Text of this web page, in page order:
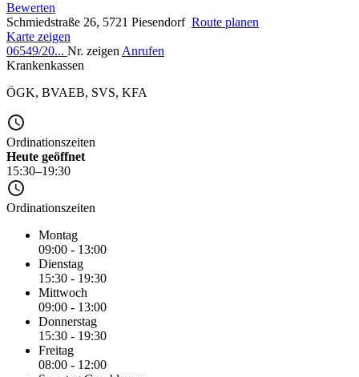
Bewerten
Schmiedstraße 26, 5721 Piesendorf Route planen
Karte zeigen
06549/20... Nr. zeigen Anrufen
Krankenkassen
ÖGK, BVAEB, SVS, KFA
Ordinationszeiten
Heute geöffnet
15:30–19:30
Ordinationszeiten
Montag
09:00 - 13:00
Dienstag
15:30 - 19:30
Mittwoch
09:00 - 13:00
Donnerstag
15:30 - 19:30
Freitag
08:00 - 12:00